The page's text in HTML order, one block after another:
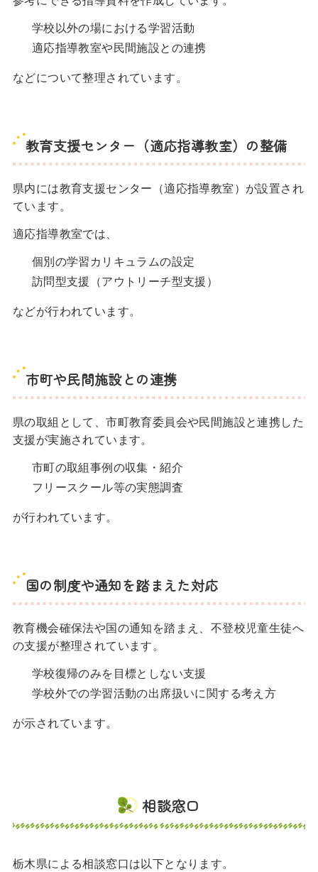
学校以外の場における学習活動
適応指導教室や民間施設との連携
などについて整理されています。
教育支援センター（適応指導教室）の整備
県内には教育支援センター（適応指導教室）が設置され
ています。
適応指導教室では、
個別の学習カリキュラムの設定
訪問型支援（アウトリーチ型支援）
などが行われています。
市町や民間施設との連携
県の取組として、市町教育委員会や民間施設と連携した
支援が実施されています。
市町の取組事例の収集・紹介
フリースクール等の実態調査
が行われています。
国の制度や通知を踏まえた対応
教育機会確保法や国の通知を踏まえ、不登校児童生徒へ
の支援が整理されています。
学校復帰のみを目標としない支援
学校外での学習活動の出席扱いに関する考え方
が示されています。
相談窓口
栃木県による相談窓口は以下となります。